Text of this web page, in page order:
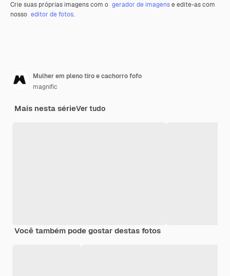
Crie suas próprias imagens com o gerador de imagense edite-as com
nosso editor de fotos.
Mulher em pleno tiro e cachorro fofo
magnific
Mais nesta sérieVer tudo
Você também pode gostar destas fotos